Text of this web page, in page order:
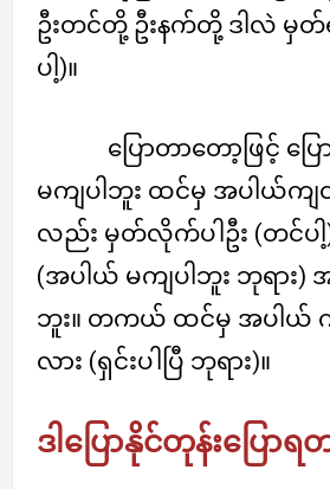
ဦးတင်တို့ ဦးနက်တို့ ဒါလဲ မှတ်
ပါ့)။
ပြောတာတော့ဖြင့် ပ
မကျပါဘူး ထင်မှ အပါယ်
လည်း မှတ်လိုက်ပါဦး (တင်ပါ့)
(အပါယ် မကျပါဘူး ဘုရား)
ဘူး။ တကယ် ထင်မှ အပါယ် က
လား (ရှင်းပါပြီ ဘုရား)။
ဒါပြောနိုင်တုန်းပြောရ